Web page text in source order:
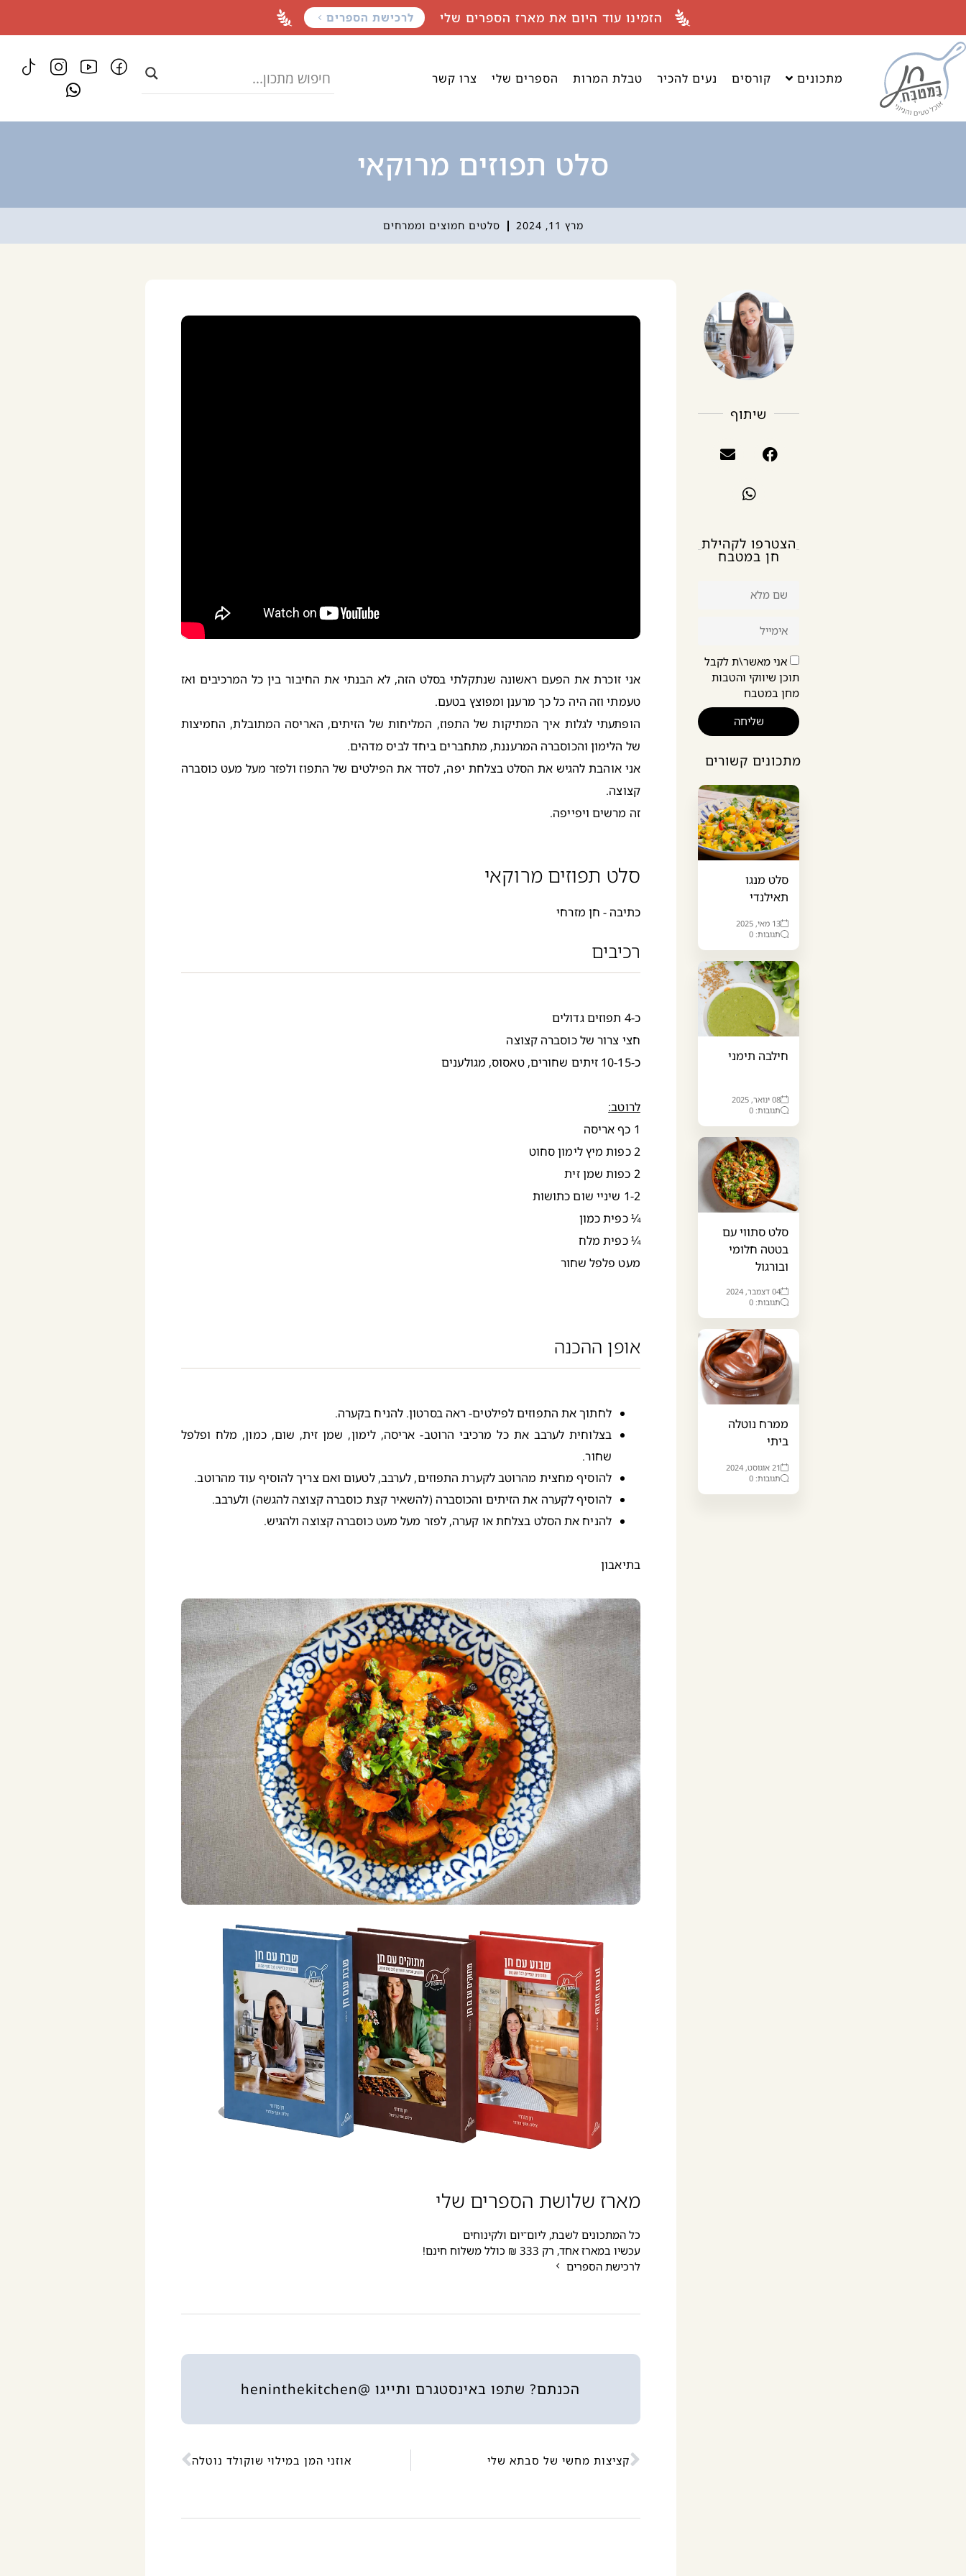
הזמינו עוד היום את מארז הספרים שלי לרכישת הספרים
מתכונים קורסים נעים להכיר טבלת המרות הספרים שלי צרו קשר
סלט תפוזים מרוקאי
מרץ 11, 2024 סלטים חמוצים וממרחים
שיתוף
הצטרפו לקהילת
חן במטבח
אני מאשר\ת לקבל
תוכן שיווקי והטבות
מחן במטבח
שליחה
מתכונים קשורים
סלט מנגו
תאילנדי
13 מאי, 2025
תגובות: 0
חילבה תימני
08 ינואר, 2025
תגובות: 0
סלט סתווי עם
בטטה חלומי
ובורגול
04 דצמבר, 2024
תגובות: 0
ממרח נוטלה
ביתי
21 אוגוסט, 2024
תגובות: 0
אני זוכרת את הפעם ראשונה שנתקלתי בסלט הזה, לא הבנתי את החיבור בין כל המרכיבים ואז
טעמתי וזה היה כל כך מרענן ומפוצץ בטעם.
הופתעתי לגלות איך המתיקות של התפוז, המליחות של הזיתים, האריסה המתובלת, החמיצות
של הלימון והכוסברה המרעננת, מתחברים ביחד לביס מדהים.
אני אוהבת להגיש את הסלט בצלחת יפה, לסדר את הפילטים של התפוז ולפזר מעל מעט כוסברה
קצוצה.
זה מרשים ויפייפה.
סלט תפוזים מרוקאי
כתיבה - חן מזרחי
רכיבים
כ-4 תפוזים גדולים
חצי צרור של כוסברה קצוצה
כ-10-15 זיתים שחורים, טאסוס, מגולענים
לרוטב:
1 כף אריסה
2 כפות מיץ לימון סחוט
2 כפות שמן זית
1-2 שיניי שום כתושות
¼ כפית כמון
¼ כפית מלח
מעט פלפל שחור
אופן ההכנה
לחתוך את התפוזים לפילטים- ראה בסרטון. להניח בקערה.
בצלוחית לערבב את כל מרכיבי הרוטב- אריסה, לימון, שמן זית, שום, כמון, מלח ופלפל
שחור.
להוסיף מחצית מהרוטב לקערת התפוזים, לערבב, לטעום ואם צריך להוסיף עוד מהרוטב.
להוסיף לקערה את הזיתים והכוסברה (להשאיר קצת כוסברה קצוצה להגשה) ולערבב.
להניח את הסלט בצלחת או קערה, לפזר מעל מעט כוסברה קצוצה ולהגיש.
בתיאבון
מארז שלושת הספרים שלי
כל המתכונים לשבת, ליום־יום ולקינוחים
עכשיו במארז אחד, רק 333 ₪ כולל משלוח חינם!
לרכישת הספרים
הכנתם? שתפו באינסטגרם ותייגו @heninthekitchen
קציצות מחשי של סבתא שלי אוזני המן במילוי שוקולד נוטלה